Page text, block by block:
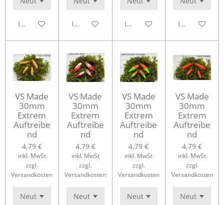
In den WarenkorbIn den WarenkorbIn den WarenkorbIn den
VS Made
30mm
Extrem
Auftreibe
nd
4,79 €
inkl. MwSt
zzgl.
Versandkosten
VS Made
30mm
Extrem
Auftreibe
nd
4,79 €
inkl. MwSt
zzgl.
Versandkosten
VS Made
30mm
Extrem
Auftreibe
nd
4,79 €
inkl. MwSt
zzgl.
Versandkosten
VS Made
30mm
Extrem
Auftreibe
nd
4,79 €
inkl. MwSt
zzgl.
Versandkosten